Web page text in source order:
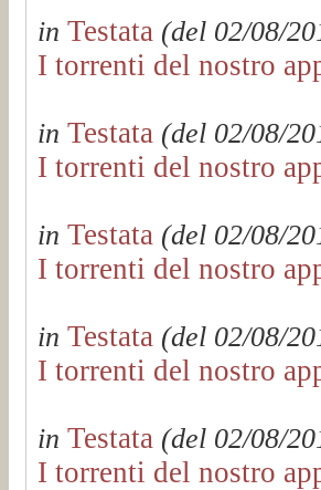
in Testata (del 02/08/
I torrenti del nostro
in Testata (del 02/08/
I torrenti del nostro
in Testata (del 02/08/
I torrenti del nostro
in Testata (del 02/08/
I torrenti del nostro
in Testata (del 02/08/
I torrenti del nostro